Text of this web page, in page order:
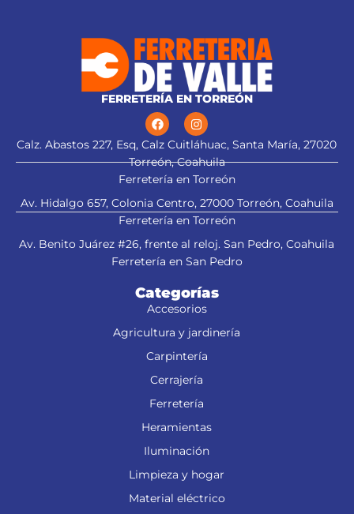
FERRETERÍA EN TORREÓN
Calz. Abastos 227, Esq, Calz Cuitláhuac, Santa María, 27020
Torreón, Coahuila
Ferretería en Torreón
Av. Hidalgo 657, Colonia Centro, 27000 Torreón, Coahuila
Ferretería en Torreón
Av. Benito Juárez #26, frente al reloj. San Pedro, Coahuila
Ferretería en San Pedro
Categorías
Accesorios
Agricultura y jardinería
Carpintería
Cerrajería
Ferretería
Heramientas
Iluminación
Limpieza y hogar
Material eléctrico